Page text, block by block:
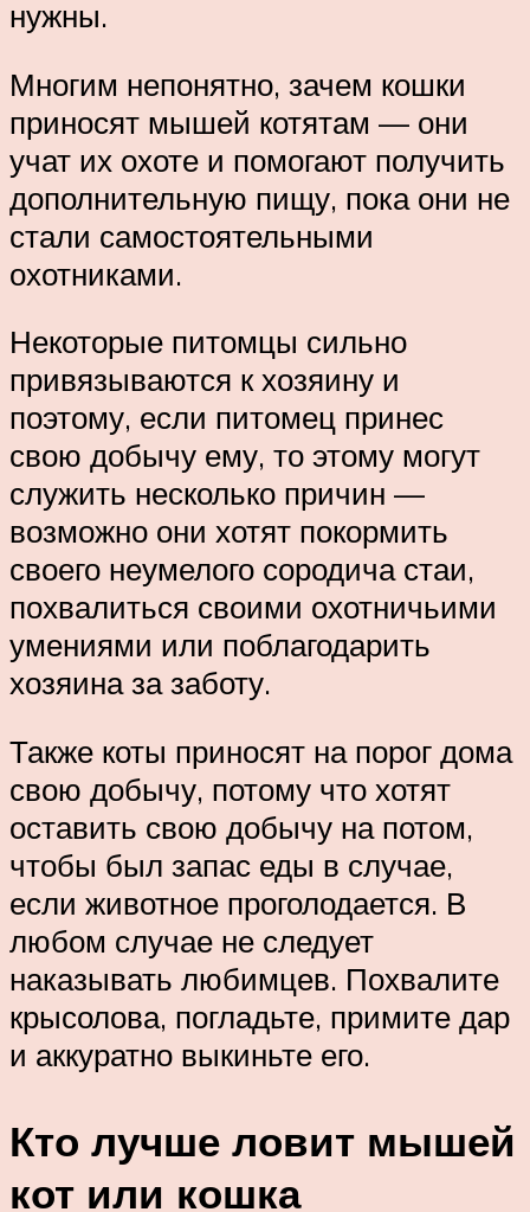
нужны.
Многим непонятно, зачем кошки
приносят мышей котятам — они
учат их охоте и помогают получить
дополнительную пищу, пока они не
стали самостоятельными
охотниками.
Некоторые питомцы сильно
привязываются к хозяину и
поэтому, если питомец принес
свою добычу ему, то этому могут
служить несколько причин —
возможно они хотят покормить
своего неумелого сородича стаи,
похвалиться своими охотничьими
умениями или поблагодарить
хозяина за заботу.
Также коты приносят на порог дома
свою добычу, потому что хотят
оставить свою добычу на потом,
чтобы был запас еды в случае,
если животное проголодается. В
любом случае не следует
наказывать любимцев. Похвалите
крысолова, погладьте, примите дар
и аккуратно выкиньте его.
Кто лучше ловит мышей
кот или кошка